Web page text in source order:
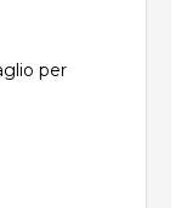
per